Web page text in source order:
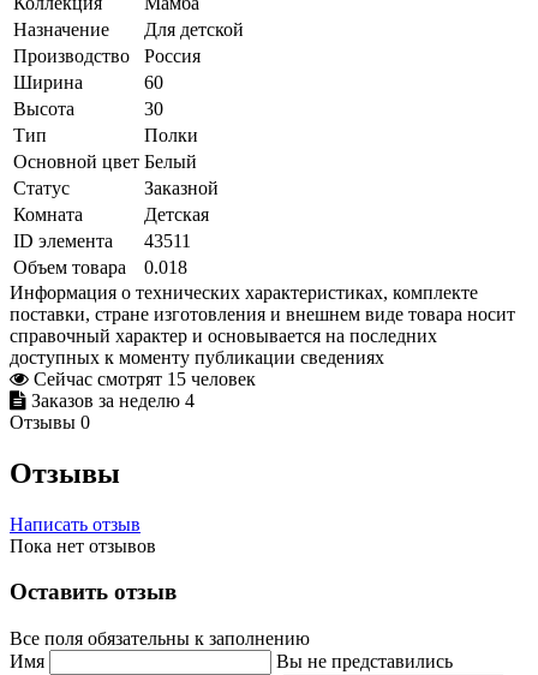
Назначение
Для детской
Производство
Россия
Ширина
60
Высота
30
Тип
Полки
Основной цвет Белый
Статус
Заказной
Комната
Детская
ID элемента
43511
Объем товара
0.018
Информация о технических характеристиках, комплекте
поставки, стране изготовления и внешнем виде товара носит
справочный характер и основывается на последних
доступных к моменту публикации сведениях
Сейчас смотрят 15 человек
Заказов за неделю 4
Отзывы 0
Отзывы
Написать отзыв
Пока нет отзывов
Оставить отзыв
Все поля обязательны к заполнению
Имя
Вы не представились